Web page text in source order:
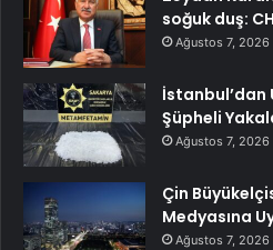
soğuk duş:
Ağustos 7, 2026
İstanbul’dan
Şüpheli
Ağustos 7, 2026
Çin
Medyasına
Ağustos 7, 2026